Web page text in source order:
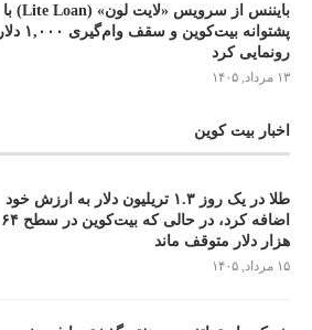
بایننس از سرویس «لایت لون» (Lite Loan) با
پشتوانه بیت‌کوین و سقف وام‌گیری ۱,۰۰۰ دلار
رونمایی کرد
۱۳ مرداد, ۱۴۰۵
اخبار بیت کوین
طلا در یک روز ۱.۳ تریلیون دلار به ارزش خود
اضافه کرد، در حالی که بیت‌کوین در سطح ۶۴
هزار دلار متوقف ماند
۱۵ مرداد, ۱۴۰۵